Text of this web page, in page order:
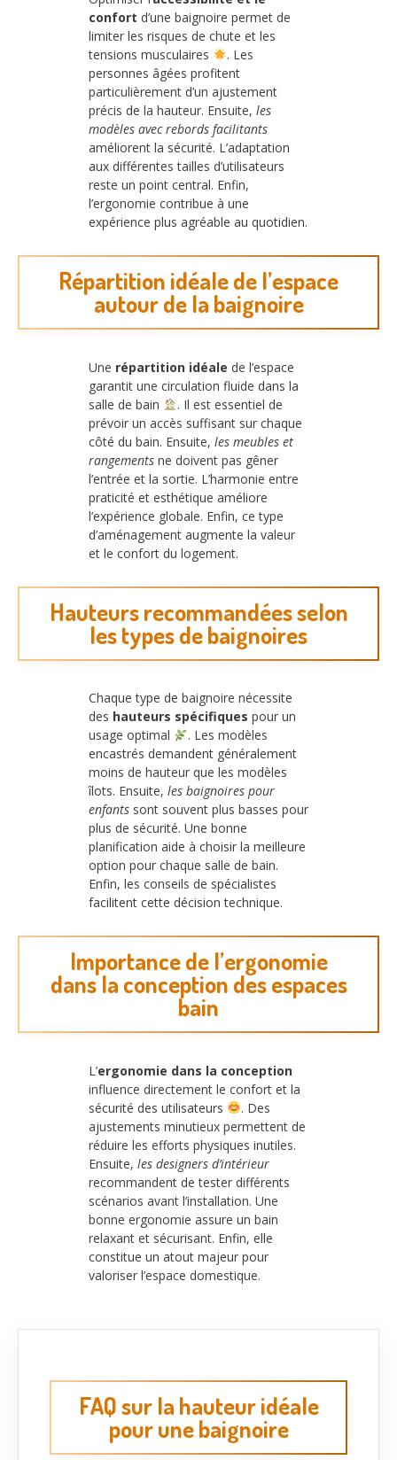
confort d’une baignoire permet de
limiter les risques de chute et les
tensions musculaires
. Les
personnes âgées profitent
particulièrement d’un ajustement
précis de la hauteur. Ensuite, les
modèles avec rebords facilitants
améliorent la sécurité. L’adaptation
aux différentes tailles d’utilisateurs
reste un point central. Enfin,
l’ergonomie contribue à une
expérience plus agréable au quotidien.
Répartition idéale de l’espace
autour de la baignoire
Une répartition idéale de l’espace
garantit une circulation fluide dans la
salle de bain
. Il est essentiel de
prévoir un accès suffisant sur chaque
côté du bain. Ensuite, les meubles et
rangements ne doivent pas gêner
l’entrée et la sortie. L’harmonie entre
praticité et esthétique améliore
l’expérience globale. Enfin, ce type
d’aménagement augmente la valeur
et le confort du logement.
Hauteurs recommandées selon
les types de baignoires
Chaque type de baignoire nécessite
des hauteurs spécifiques pour un
usage optimal
. Les modèles
encastrés demandent généralement
moins de hauteur que les modèles
îlots. Ensuite, les baignoires pour
enfants sont souvent plus basses pour
plus de sécurité. Une bonne
planification aide à choisir la meilleure
option pour chaque salle de bain.
Enfin, les conseils de spécialistes
facilitent cette décision technique.
Importance de l’ergonomie
dans la conception des espaces
bain
L’ergonomie dans la conception
influence directement le confort et la
sécurité des utilisateurs
. Des
ajustements minutieux permettent de
réduire les efforts physiques inutiles.
Ensuite, les designers d’intérieur
recommandent de tester différents
scénarios avant l’installation. Une
bonne ergonomie assure un bain
relaxant et sécurisant. Enfin, elle
constitue un atout majeur pour
valoriser l’espace domestique.
FAQ sur la hauteur idéale
pour une baignoire